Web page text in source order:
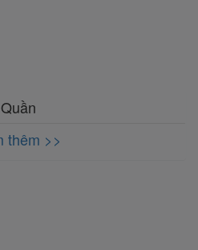
Quần
thêm >>